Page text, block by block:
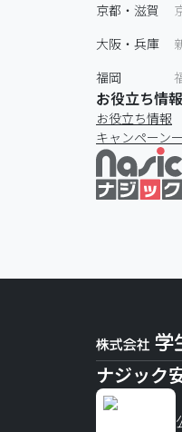
京都・滋賀
大阪・兵庫
福岡
お役立ち情
お役立ち情報
キャンペーン
ナジック